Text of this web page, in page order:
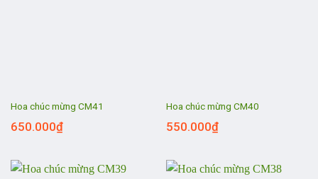
Hoa chúc mừng CM41
650.000₫
Hoa chúc mừng CM40
550.000₫